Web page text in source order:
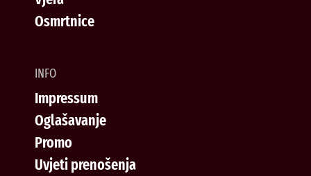
Osmrtnice
INFO
Impressum
Oglašavanje
Promo
Uvjeti prenošenja